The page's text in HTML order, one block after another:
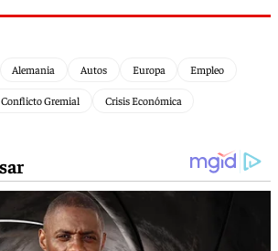
Alemania Autos Europa Empleo
Conflicto Gremial Crisis Económica